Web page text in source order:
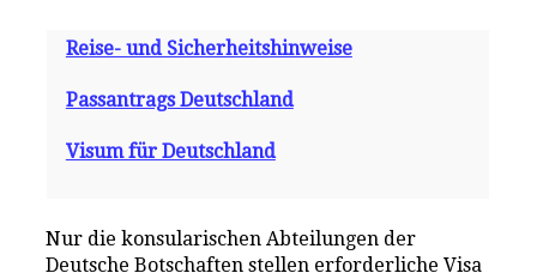
Reise- und Sicherheitshinweise
Passantrags Deutschland
Visum für Deutschland
Nur die konsularischen Abteilungen der
Deutsche Botschaften stellen erforderliche Visa